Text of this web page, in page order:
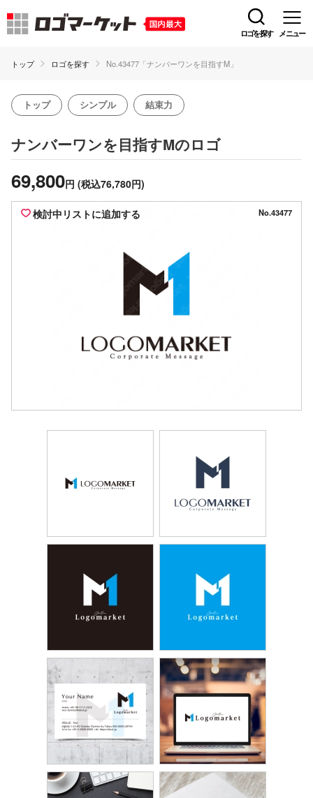
ロゴを探す メニュー
トップ ロゴを探す No.43477「ナンバーワンを目指すM」
トップ シンプル 結束力
ナンバーワンを目指すMのロゴ
69,800円 (税込76,780円)
検討中リストに追加する No.43477